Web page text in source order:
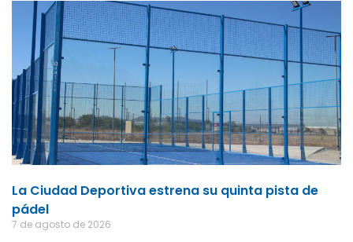
La Ciudad Deportiva estrena su quinta pista de
pádel
7 de agosto de 2026